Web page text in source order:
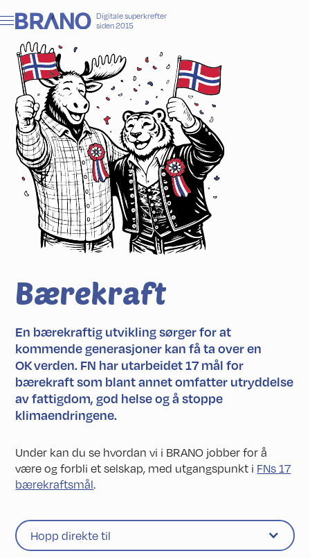
Digitale superkrefter
siden 2015
Bærekraft
En bærekraftig utvikling sørger for at
kommende generasjoner kan få ta over en
OK verden. FN har utarbeidet 17 mål for
bærekraft som blant annet omfatter utryddelse
av fattigdom, god helse og å stoppe
klimaendringene.
Under kan du se hvordan vi i BRANO jobber for å
være og forbli et selskap, med utgangspunkt i FNs 17
bærekraftsmål.
Hopp direkte til